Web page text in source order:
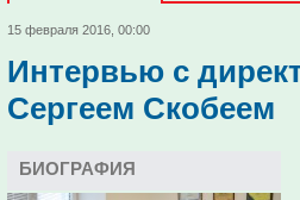
15 февраля 2016, 00:00
Интервью с
Сергеем Скобеем
БИОГРАФИЯ